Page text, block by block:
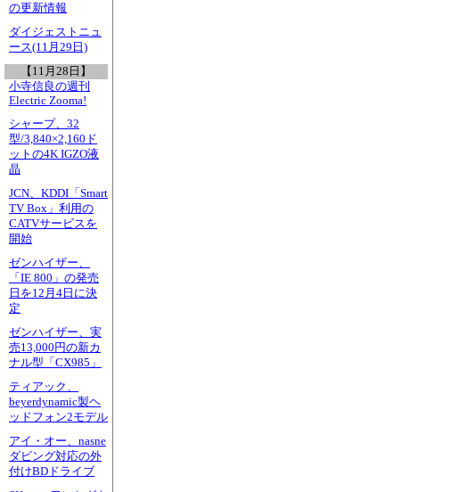
の更新情報
ダイジェストニュ
ース(11月29日)
【11月28日】
小寺信良の週刊
Electric Zooma!
シャープ、32
型/3,840×2,160ド
ットの4K IGZO液
晶
JCN、KDDI「Smart
TV Box」利用の
CATVサービスを
開始
ゼンハイザー、
「IE 800」の発売
日を12月4日に決
定
ゼンハイザー、実
売13,000円の新カ
ナル型「CX985」
ティアック、
beyerdynamic製ヘ
ッドフォン2モデル
アイ・オー、nasne
ダビング対応の外
付けBDドライブ